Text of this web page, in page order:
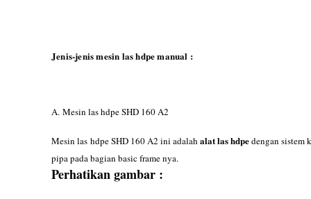
Jenis-jenis mesin las hdpe manual :
A. Mesin las hdpe SHD 160 A2
Mesin las hdpe SHD 160 A2 ini adalah alat las hdpedengan sistem
pipa pada bagian basic frame nya.
Perhatikan gambar :